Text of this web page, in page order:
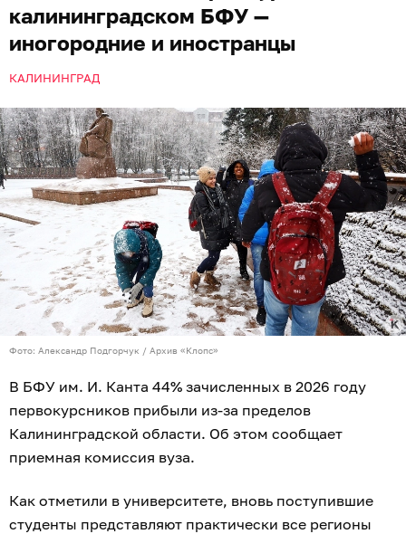
калининградском БФУ —
иногородние и иностранцы
КАЛИНИНГРАД
Фото: Александр Подгорчук / Архив «Клопс»
В БФУ им. И. Канта 44% зачисленных в 2026 году
первокурсников прибыли из-за пределов
Калининградской области. Об этом сообщает
приемная комиссия вуза.
Как отметили в университете, вновь поступившие
студенты представляют практически все регионы